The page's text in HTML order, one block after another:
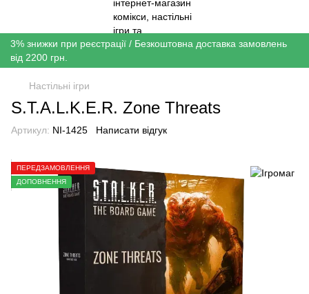
3% знижки при реєстрації / Безкоштовна доставка замовлень
від 2200 грн.
Настільні ігри
S.T.A.L.K.E.R. Zone Threats
Артикул: NI-1425 Написати відгук
ПЕРЕДЗАМОВЛЕННЯ
ДОПОВНЕННЯ